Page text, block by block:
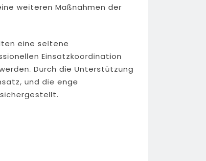
weiteren Maßnahmen der
eine seltene
Einsatzkoordination
Durch die Unterstützung
und die enge